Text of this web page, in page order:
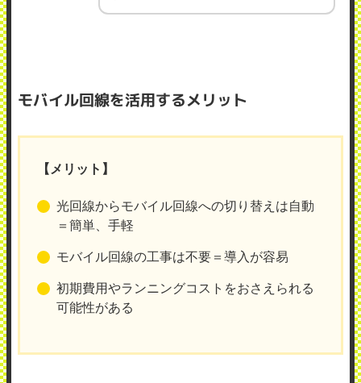
モバイル回線を活用するメリット
【メリット】
光回線からモバイル回線への切り替えは自動
＝簡単、手軽
モバイル回線の工事は不要＝導入が容易
初期費用やランニングコストをおさえられる
可能性がある